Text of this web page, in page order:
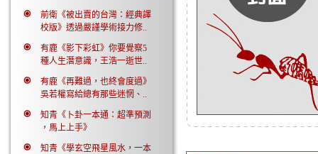
前衛《被出賣的台灣：經典譯
校版》透過嚴謹學術接力修..
有鹿《影下彩虹》你要覺察5
種人生潛意識，王浩一逝世..
有鹿《再難過，也終會度過》
吳若權寫給總有那些迷惘、..
知青《卜卦一本通：超準預測
，馬上上手》
知青《學玄空飛星風水，一本